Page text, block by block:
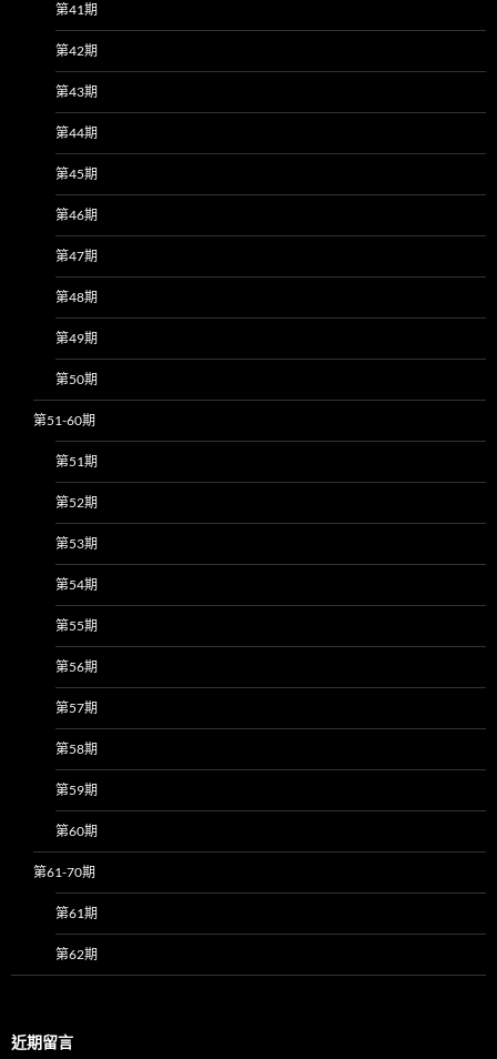
第41期
第42期
第43期
第44期
第45期
第46期
第47期
第48期
第49期
第50期
第51-60期
第51期
第52期
第53期
第54期
第55期
第56期
第57期
第58期
第59期
第60期
第61-70期
第61期
第62期
近期留言